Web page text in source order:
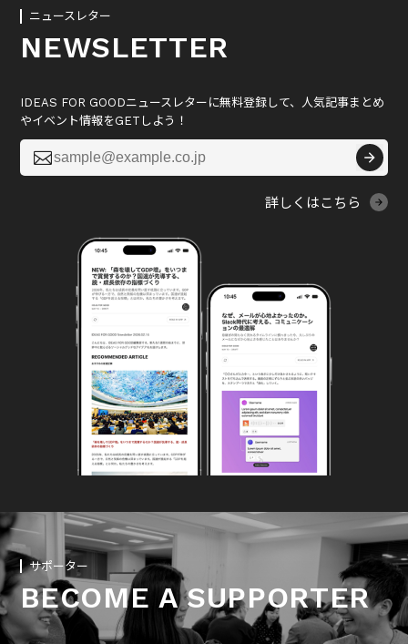
ニュースレター
NEWSLETTER
IDEAS FOR GOODニュースレターに無料登録して、人気記事まとめ
やイベント情報をGETしよう！

詳しくはこちら
サポーター
BECOME A SUPPORTER